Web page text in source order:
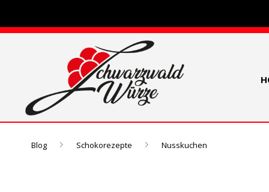
Blog Schokorezepte Nusskuchen